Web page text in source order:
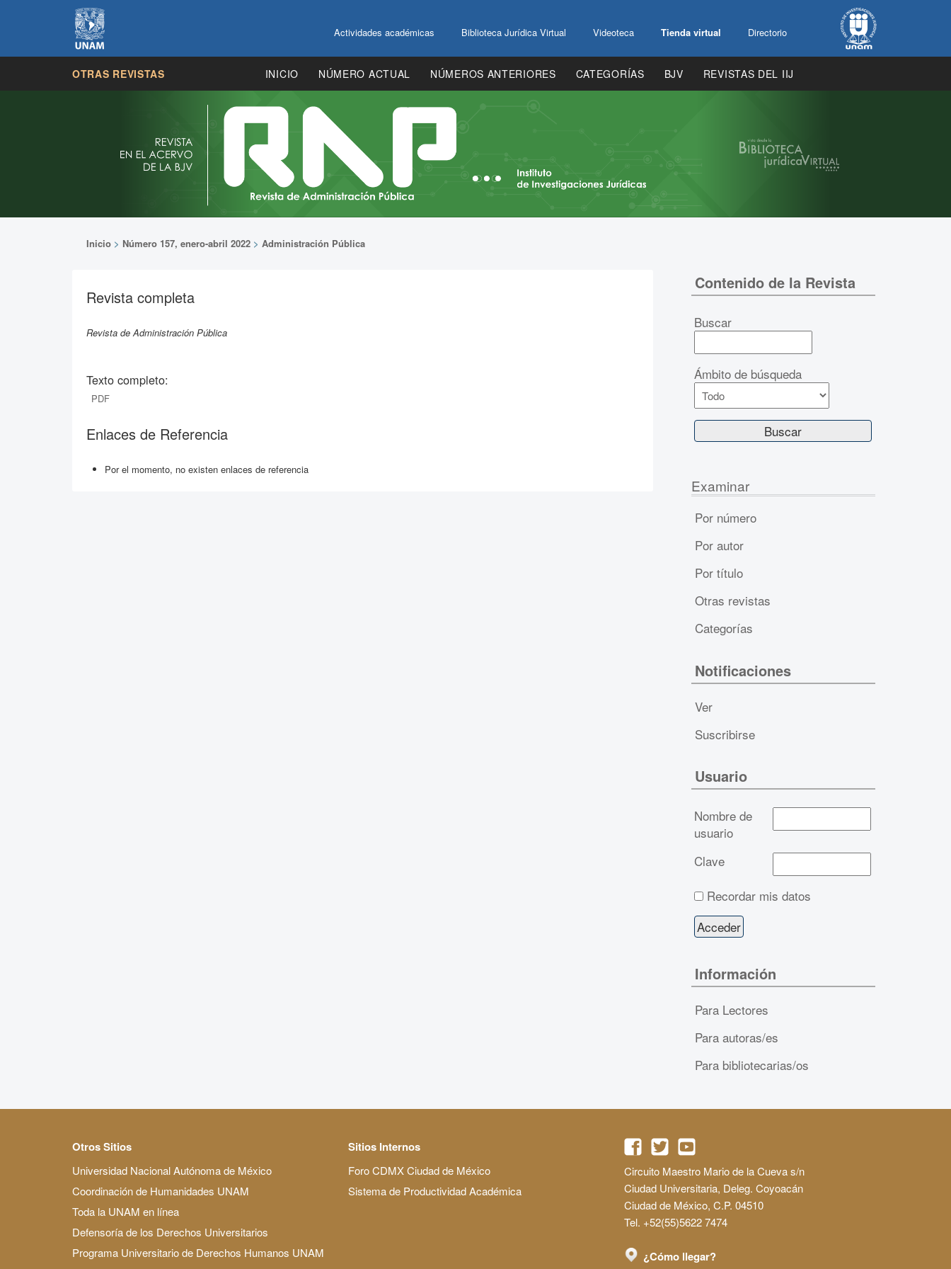
Actividades académicas Biblioteca Jurídica Virtual Videoteca Tienda virtual Directorio
OTRAS REVISTAS INICIO NÚMERO ACTUAL NÚMEROS ANTERIORES CATEGORÍAS BJV REVISTAS DEL IIJ
Inicio > Número 157, enero-abril 2022 > Administración Pública
Revista completa
Revista de Administración Pública
Texto completo:
PDF
Enlaces de Referencia
Por el momento, no existen enlaces de referencia
Contenido de la Revista
Buscar
Ámbito de búsqueda
Examinar
Por número
Por autor
Por título
Otras revistas
Categorías
Notificaciones
Ver
Suscribirse
Usuario
Nombre de
usuario
Clave
Recordar mis datos
Información
Para Lectores
Para autoras/es
Para bibliotecarias/os
Otros Sitios
Universidad Nacional Autónoma de México
Coordinación de Humanidades UNAM
Toda la UNAM en línea
Defensoría de los Derechos Universitarios
Programa Universitario de Derechos Humanos UNAM
Sitios Internos
Foro CDMX Ciudad de México
Sistema de Productividad Académica
Circuito Maestro Mario de la Cueva s/n
Ciudad Universitaria, Deleg. Coyoacán
Ciudad de México, C.P. 04510
Tel. +52(55)5622 7474
¿Cómo llegar?